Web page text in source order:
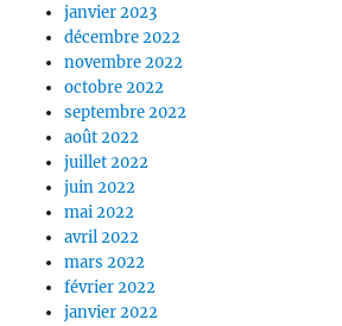
janvier 2023
décembre 2022
novembre 2022
octobre 2022
septembre 2022
août 2022
juillet 2022
juin 2022
mai 2022
avril 2022
mars 2022
février 2022
janvier 2022